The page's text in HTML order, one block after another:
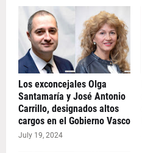
Los exconcejales Olga
Santamaría y José Antonio
Carrillo, designados altos
cargos en el Gobierno Vasco
July 19, 2024